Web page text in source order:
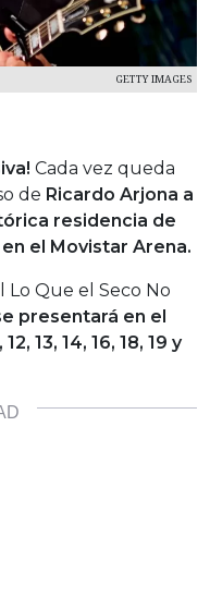
GETTY IMAGES
Cada vez queda
de Ricardo Arjona a
residencia de
el Movistar Arena.
Lo Que el Seco No
presentará en el
13, 14, 16, 18, 19 y